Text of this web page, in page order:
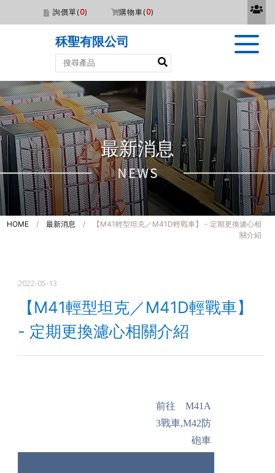
詢價單(0) 購物車(0)
秝聖有限公司
最新消息
HOME/ 最新消息 / 【M41輕型坦克／M41D輕戰車】 - 定期更換濾心相
關介紹
2022-05-13
【M41輕型坦克／M41D輕戰車】
- 定期更換濾心相關介紹
前往 M41A
3戰車,M42防
砲車